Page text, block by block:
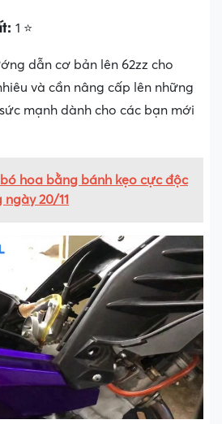
1 ⭐
dẫn cơ bản lên 62zz cho
và cần nâng cấp lên những
mạnh dành cho các bạn mới
hoa bằng bánh kẹo cực độc
20/11